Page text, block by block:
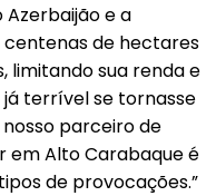
Azerbaijão e a
de hectares
limitando sua renda e
terrível se tornasse
parceiro de
em Alto Carabaque é
de provocações.”